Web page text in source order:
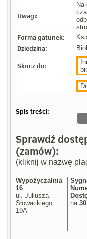
Uwagi:
Na
Forma gatunek:
Dziedzina:
Skocz do:
Spis treści:
Sprawdź
(zamów):
(kliknij w nazwę
Wypożyczalnia
16
ul. Juliusza
Słowackiego
19A
na30